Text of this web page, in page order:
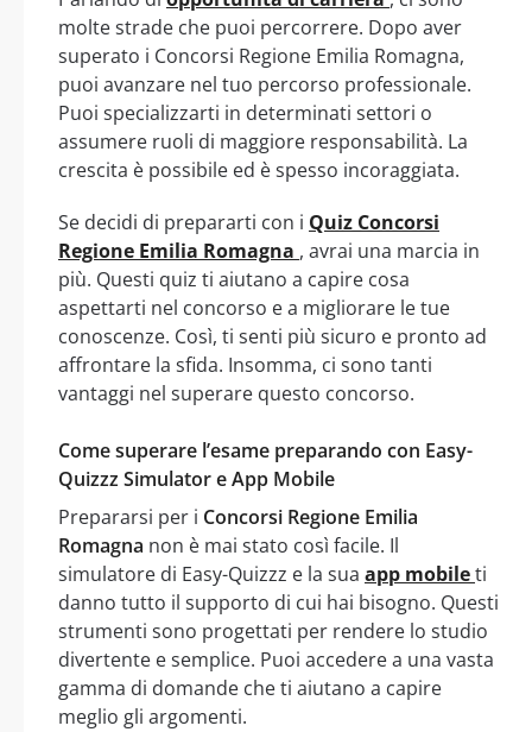
molte strade che puoi percorrere. Dopo aver
superato i Concorsi Regione Emilia Romagna,
puoi avanzare nel tuo percorso professionale.
Puoi specializzarti in determinati settori o
assumere ruoli di maggiore responsabilità. La
crescita è possibile ed è spesso incoraggiata.
Se decidi di prepararti con i Quiz Concorsi
Regione Emilia Romagna , avrai una marcia in
più. Questi quiz ti aiutano a capire cosa
aspettarti nel concorso e a migliorare le tue
conoscenze. Così, ti senti più sicuro e pronto ad
affrontare la sfida. Insomma, ci sono tanti
vantaggi nel superare questo concorso.
Come superare l’esame preparando con Easy-
Quizzz Simulator e App Mobile
Prepararsi per i Concorsi Regione Emilia
Romagna non è mai stato così facile. Il
simulatore di Easy-Quizzz e la sua app mobileti
danno tutto il supporto di cui hai bisogno. Questi
strumenti sono progettati per rendere lo studio
divertente e semplice. Puoi accedere a una vasta
gamma di domande che ti aiutano a capire
meglio gli argomenti.